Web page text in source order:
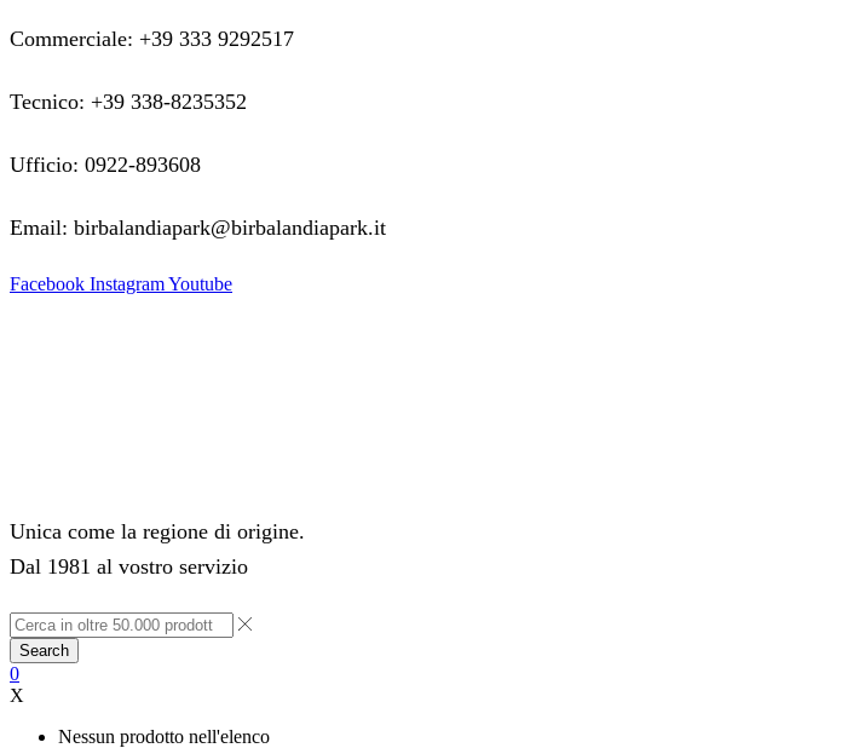
Commerciale: +39 333 9292517
Tecnico: +39 338-8235352
Ufficio: 0922-893608
Email: birbalandiapark@birbalandiapark.it
Facebook InstagramYoutube
Unica come la regione di origine.
Dal 1981 al vostro servizio
Search
0
X
Nessun prodotto nell'elenco